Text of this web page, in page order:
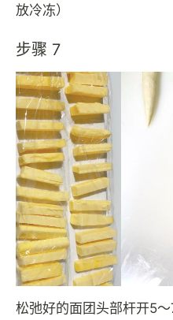
放冷冻）
步骤 7
松弛好的面团头部杆开5